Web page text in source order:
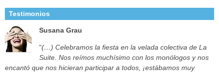
Testimonios
Susana Grau
"(…) Celebramos la fiesta en la velada colectiva de La
Suite. Nos reímos muchísimo con los monólogos y nos
encantó que nos hicieran participar a todos, ¡estábamos muy